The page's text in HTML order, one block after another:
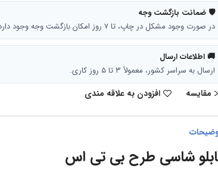
🛡 ضمانت بازگشت وجه
در صورت وجود مشکل در چاپ، تا ۷ روز امکان بازگشت وجه وجود دارد.
🚚 اطلاعات ارسال
ارسال به سراسر کشور، معمولاً ۳ تا ۵ روز کاری.
مقایسه افزودن به علاقه مندی
شاسی طرح بی تی اس